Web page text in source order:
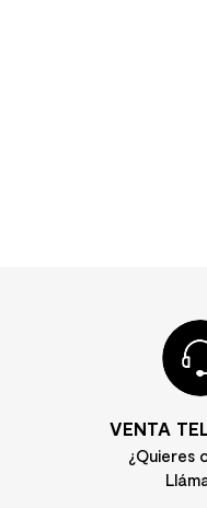
VENTA
¿Quieres